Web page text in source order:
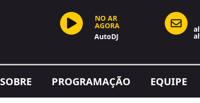
NO AR
AGORA
AutoDJ
SOBRE PROGRAMAÇÃO EQUIPE